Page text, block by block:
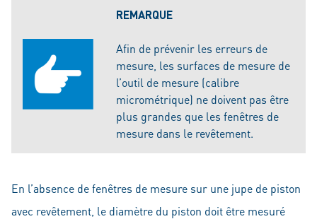
REMARQUE
Afin de prévenir les erreurs de
mesure, les surfaces de mesure de
l’outil de mesure (calibre
micrométrique) ne doivent pas être
plus grandes que les fenêtres de
mesure dans le revêtement.
En l’absence de fenêtres de mesure sur une jupe de piston
avec revêtement, le diamètre du piston doit être mesuré